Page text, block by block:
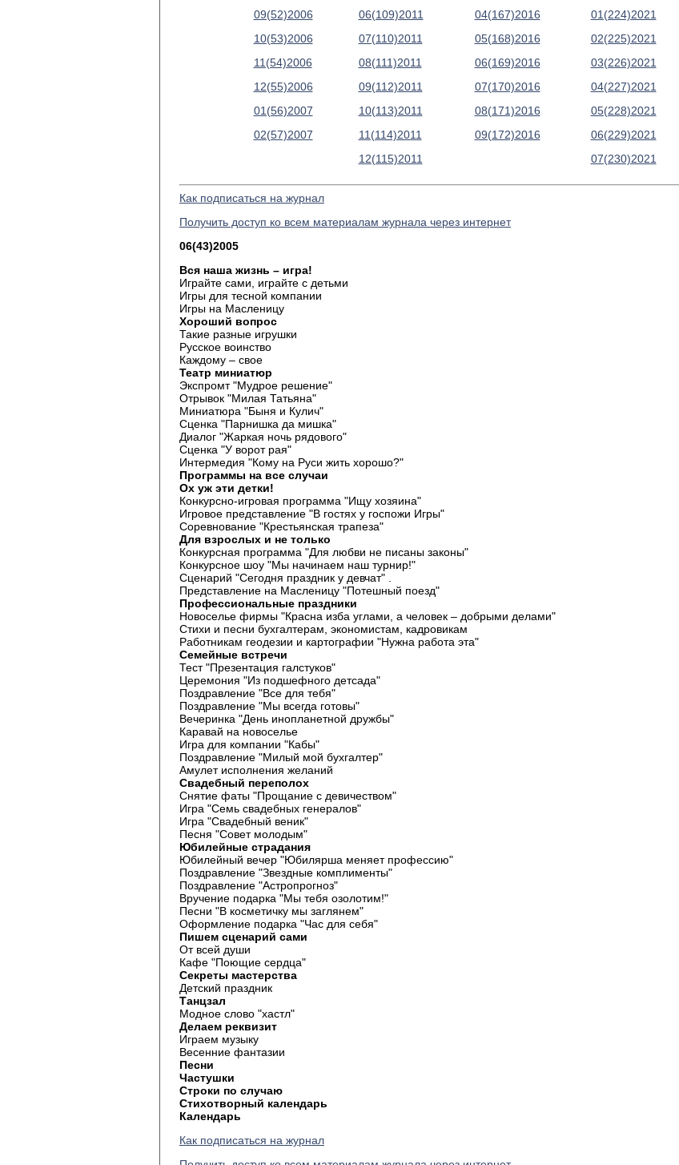
09(52)2006
10(53)2006
11(54)2006
12(55)2006
01(56)2007
02(57)2007
06(109)2011
07(110)2011
08(111)2011
09(112)2011
10(113)2011
11(114)2011
12(115)2011
04(167)2016
05(168)2016
06(169)2016
07(170)2016
08(171)2016
09(172)2016
01(224)2021
02(225)2021
03(226)2021
04(227)2021
05(228)2021
06(229)2021
07(230)2021
Как подписаться на журнал
Получить доступ ко всем материалам журнала через интернет
06(43)2005
Вся наша жизнь – игра!
Играйте сами, играйте с детьми
Игры для тесной компании
Игры на Масленицу
Хороший вопрос
Такие разные игрушки
Русское воинство
Каждому – свое
Театр миниатюр
Экспромт "Мудрое решение"
Отрывок "Милая Татьяна"
Миниатюра "Быня и Кулич"
Сценка "Парнишка да мишка"
Диалог "Жаркая ночь рядового"
Сценка "У ворот рая"
Интермедия "Кому на Руси жить хорошо?"
Программы на все случаи
Ох уж эти детки!
Конкурсно-игровая программа "Ищу хозяина"
Игровое представление "В гостях у госпожи Игры"
Соревнование "Крестьянская трапеза"
Для взрослых и не только
Конкурсная программа "Для любви не писаны законы"
Конкурсное шоу "Мы начинаем наш турнир!"
Сценарий "Сегодня праздник у девчат" .
Представление на Масленицу "Потешный поезд"
Профессиональные праздники
Новоселье фирмы "Красна изба углами, а человек – добрыми делами"
Стихи и песни бухгалтерам, экономистам, кадровикам
Работникам геодезии и картографии "Нужна работа эта"
Семейные встречи
Тест "Презентация галстуков"
Церемония "Из подшефного детсада"
Поздравление "Все для тебя"
Поздравление "Мы всегда готовы"
Вечеринка "День инопланетной дружбы"
Каравай на новоселье
Игра для компании "Кабы"
Поздравление "Милый мой бухгалтер"
Амулет исполнения желаний
Свадебный переполох
Снятие фаты "Прощание с девичеством"
Игра "Семь свадебных генералов"
Игра "Свадебный веник"
Песня "Совет молодым"
Юбилейные страдания
Юбилейный вечер "Юбилярша меняет профессию"
Поздравление "Звездные комплименты"
Поздравление "Астропрогноз"
Вручение подарка "Мы тебя озолотим!"
Песни "В косметичку мы заглянем"
Оформление подарка "Час для себя"
Пишем сценарий сами
От всей души
Кафе "Поющие сердца"
Секреты мастерства
Детский праздник
Танцзал
Модное слово "хастл"
Делаем реквизит
Играем музыку
Весенние фантазии
Песни
Частушки
Строки по случаю
Стихотворный календарь
Календарь
Как подписаться на журнал